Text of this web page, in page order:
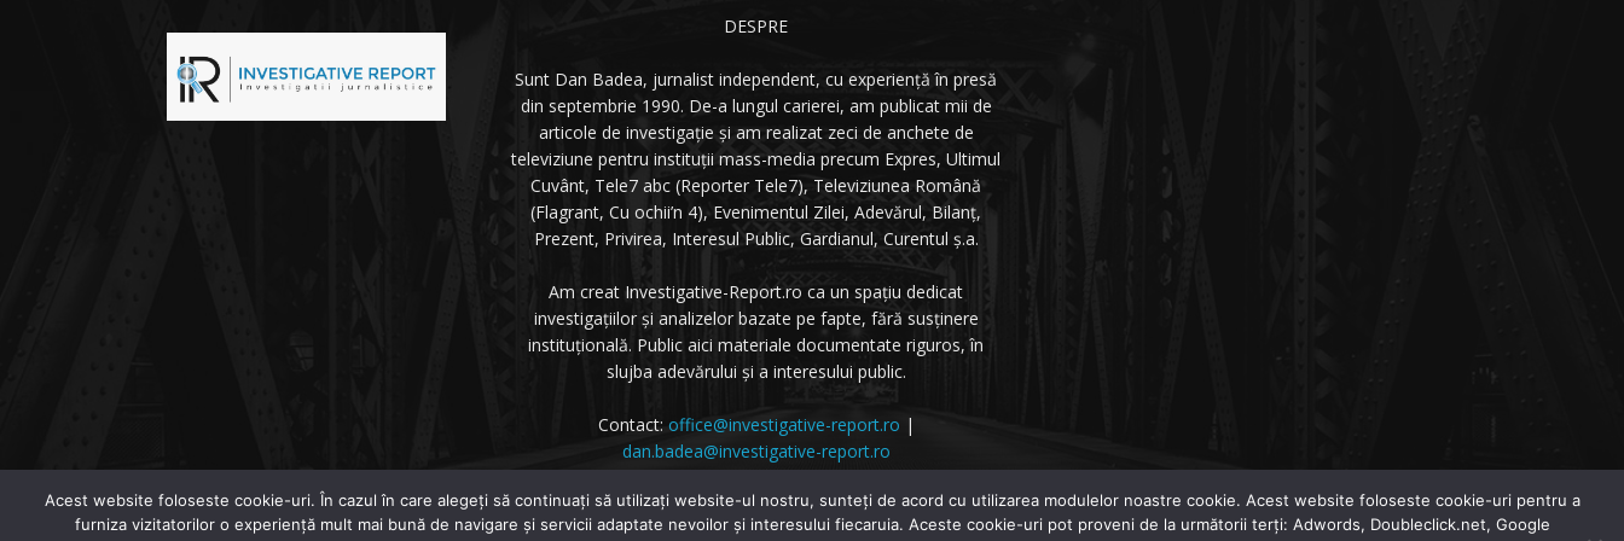
DESPRE
Sunt Dan Badea, jurnalist independent, cu experiență în presă
din septembrie 1990. De-a lungul carierei, am publicat mii de
articole de investigație și am realizat zeci de anchete de
televiziune pentru instituții mass-media precum Expres, Ultimul
Cuvânt, Tele7 abc (Reporter Tele7), Televiziunea Română
(Flagrant, Cu ochii’n 4), Evenimentul Zilei, Adevărul, Bilanț,
Prezent, Privirea, Interesul Public, Gardianul, Curentul ș.a.
Am creat Investigative-Report.ro ca un spațiu dedicat
investigațiilor și analizelor bazate pe fapte, fără susținere
instituțională. Public aici materiale documentate riguros, în
slujba adevărului și a interesului public.
Contact: office@investigative-report.ro |
dan.badea@investigative-report.ro
© 2025 Investigative-Report.ro. Toate drepturile rezervate.
Acest website foloseste cookie-uri. În cazul în care alegeți să continuați să utilizați website-ul nostru, sunteți de acord cu utilizarea modulelor noastre cookie. Acest website foloseste cookie-uri pentru a
furniza vizitatorilor o experiență mult mai bună de navigare și servicii adaptate nevoilor și interesului fiecaruia. Aceste cookie-uri pot proveni de la următorii terți: Adwords, Doubleclick.net, Google